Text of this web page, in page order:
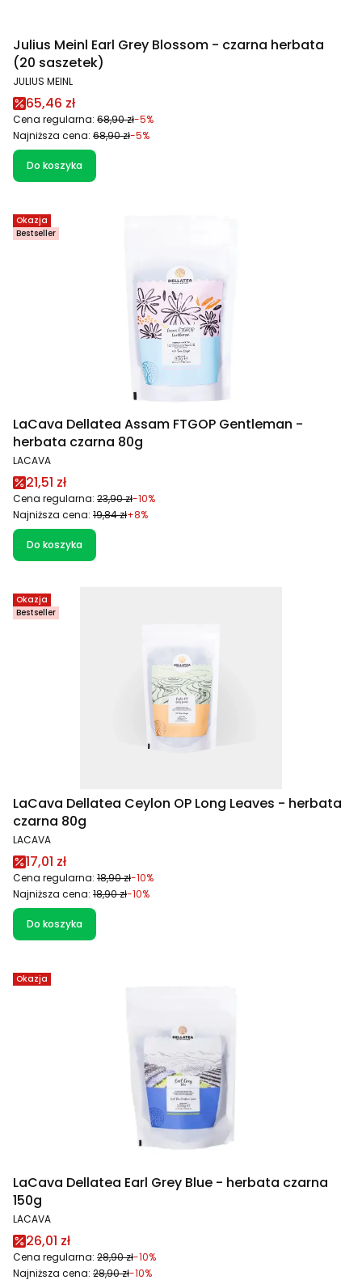
Julius Meinl Earl Grey Blossom - czarna herbata
(20 saszetek)
PRODUCENT
JULIUS MEINL
Cena promocyjna
65,46 zł
Cena regularna: 68,90 zł-5%
Najniższa cena: 68,90 zł-5%
Do koszyka
Okazja
Bestseller
LaCava Dellatea Assam FTGOP Gentleman -
herbata czarna 80g
PRODUCENT
LACAVA
Cena promocyjna
21,51 zł
Cena regularna: 23,90 zł-10%
Najniższa cena: 19,84 zł+8%
Do koszyka
Okazja
Bestseller
LaCava Dellatea Ceylon OP Long Leaves - herbata
czarna 80g
PRODUCENT
LACAVA
Cena promocyjna
17,01 zł
Cena regularna: 18,90 zł-10%
Najniższa cena: 18,90 zł-10%
Do koszyka
Okazja
LaCava Dellatea Earl Grey Blue - herbata czarna
150g
PRODUCENT
LACAVA
Cena promocyjna
26,01 zł
Cena regularna: 28,90 zł-10%
Najniższa cena: 28,90 zł-10%